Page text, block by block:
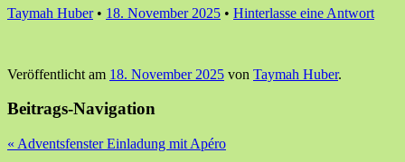
Taymah Huber • 18. November 2025 • Hinterlasse eine Antwort
Veröffentlicht am 18. November 2025 von Taymah Huber.
Beitrags-Navigation
« Adventsfenster Einladung mit Apéro